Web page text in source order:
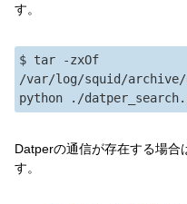
す。
$ tar -zxOf
/var/log/squid/archive/
python ./
Datperの通信が存在する場合
す。